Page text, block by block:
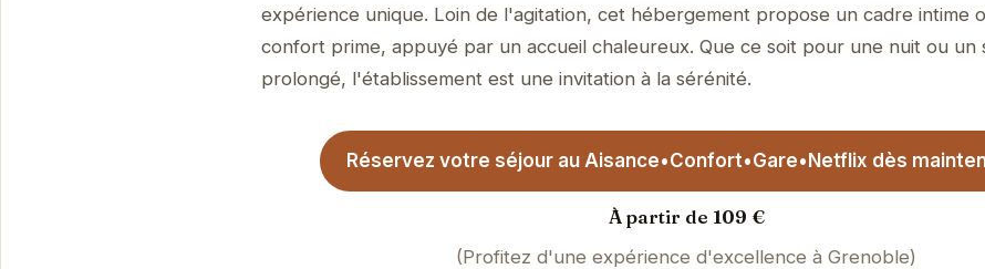
expérience unique. Loin de l'agitation, cet hébergement propose un cadre intime
confort prime, appuyé par un accueil chaleureux. Que ce soit pour une nuit ou un
prolongé, l'établissement est une invitation à la sérénité.
Réservez votre séjour au Aisance•Confort•Gare•Netflix dès
À partir de 109 €
(Profitez d'une expérience d'excellence à Grenoble)